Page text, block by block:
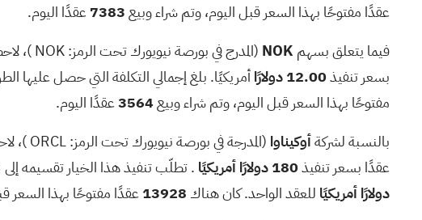
عقدًا مفتوحًا بهذا السعر قبل اليوم، وتم شراء وبيع7383 عقدًا اليوم.
فيما يتعلق بسهم NOK (المدرج في بورصة نيويورك تحت الرمز:NOK)،
بسعر تنفيذ12.00 دولارًا أمريكيًا. بلغ إجمالي التكلفة التي حصل عليها
مفتوحًا بهذا السعر قبل اليوم، وتم شراء وبيع3564عقدًا اليوم.
بالنسبة لشركةأوكيناوا (المدرجة في بورصة نيويورك تحت الرمز:ORCL)،
عقدًا بسعر تنفيذ180 دولارًا أمريكيًا . تطلّب تنفيذ هذا الخيار تقسيمه إلى 3 صفقات منفصلة. بلغت التكلفة الإجمالية التي تكبّدها الطرف (أو الأطراف) البائع
دولارًا أمريكيًا للعقد الواحد. كان هناك 13928 عقدًا مفتوحًا بهذا السعر